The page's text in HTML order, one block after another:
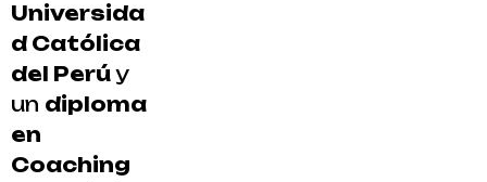
Universida
d Católica
del Perúy
un diploma
en
Coaching